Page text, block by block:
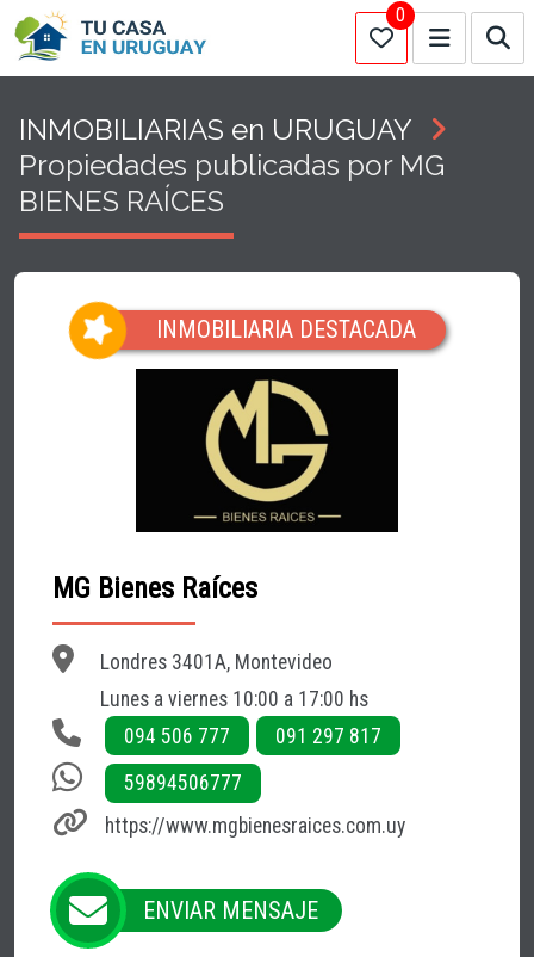
0
INMOBILIARIAS en URUGUAY
Propiedades publicadas por MG
BIENES RAÍCES
INMOBILIARIA DESTACADA
MG Bienes Raíces
Londres 3401A, Montevideo
Lunes a viernes 10:00 a 17:00 hs
094 506 777
091 297 817
59894506777
https://www.mgbienesraices.com.uy
ENVIAR MENSAJE